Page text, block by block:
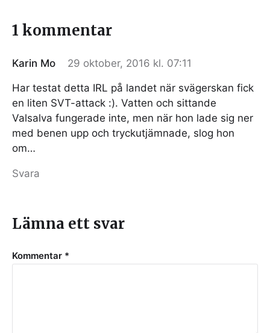
1 kommentar
Karin Mo 29 oktober, 2016 kl. 07:11
Har testat detta IRL på landet när svägerskan fick
en liten SVT-attack :). Vatten och sittande
Valsalva fungerade inte, men när hon lade sig ner
med benen upp och tryckutjämnade, slog hon
om…
Svara
Lämna ett svar
Kommentar *